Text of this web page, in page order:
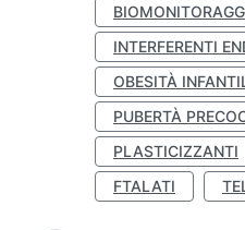
INTERFERENTI
OBESITÀ
PUBERTÀ
PLASTICIZZANTI
FTALATI